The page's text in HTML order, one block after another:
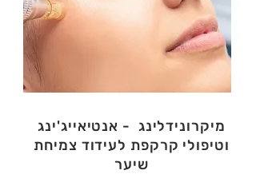
מיקרונידלינג - אנטיאייג'ינג
וטיפולי קרקפת לעידוד צמיחת
שיער